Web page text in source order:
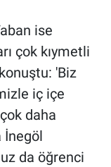
ise
çok kıymetli
'Biz
iç içe
daha
da öğrenci